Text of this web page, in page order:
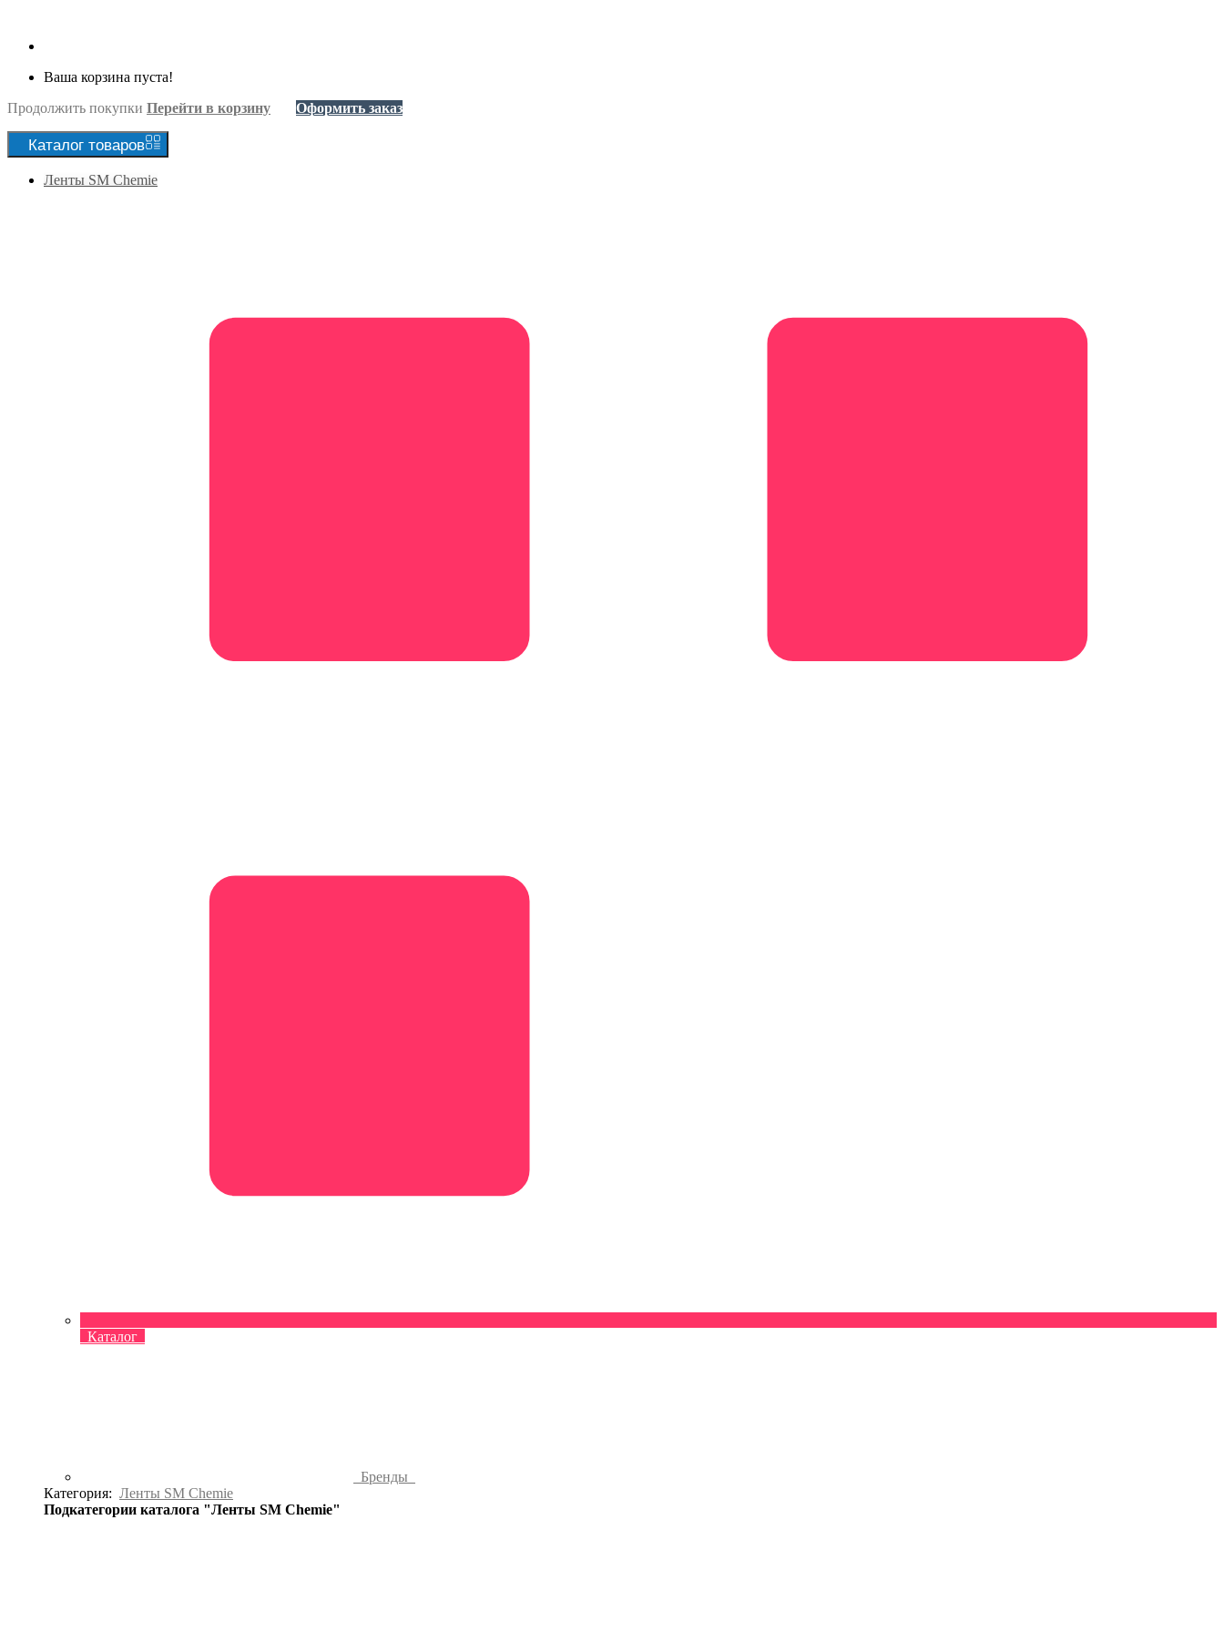
Ваша корзина пуста!
Продолжить покупки Перейти в корзину Оформить заказ
Каталог товаров
Ленты SM Chemie
Каталог
Бренды
Категория: Ленты SM Chemie
Подкатегории каталога "Ленты SM Chemie"